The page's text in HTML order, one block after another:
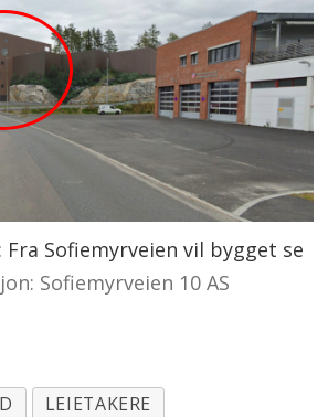
Fra Sofiemyrveien vil bygget se
Sofiemyrveien 10 AS
LEIETAKERE